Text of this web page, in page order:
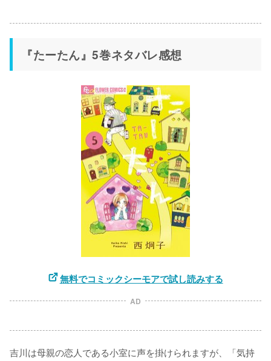
『たーたん』5巻ネタバレ感想
無料でコミックシーモアで試し読みする
AD
吉川は母親の恋人である小室に声を掛けられますが、「気持